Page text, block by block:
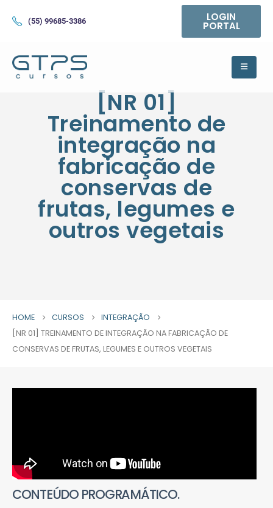
(55) 99685-3386 LOGIN
PORTAL
[NR 01]
Treinamento de
integração na
fabricação de
conservas de
frutas, legumes e
outros vegetais
HOME CURSOS
INTEGRAÇÃO
[NR 01] TREINAMENTO DE INTEGRAÇÃO NA FABRICAÇÃO DE
CONSERVAS DE FRUTAS, LEGUMES E OUTROS VEGETAIS
CONTEÚDO PROGRAMÁTICO.